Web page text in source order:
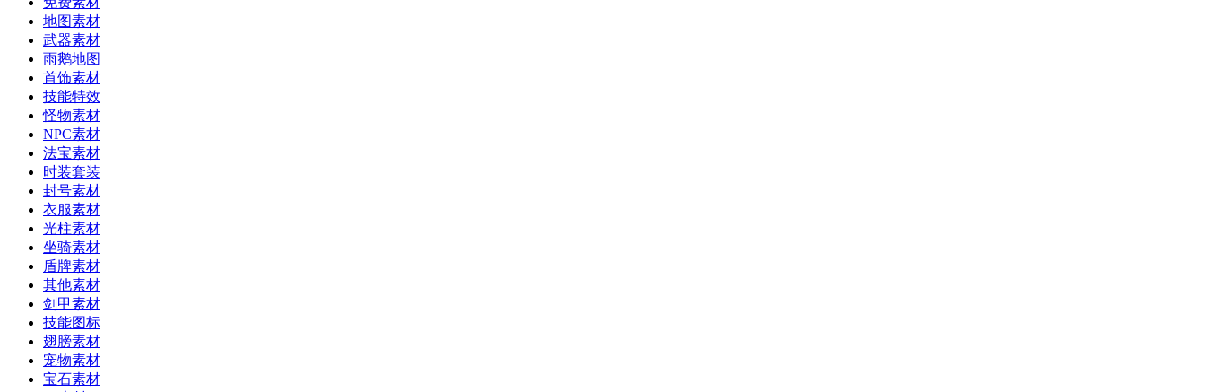
地图素材
武器素材
雨鹅地图
首饰素材
技能特效
怪物素材
NPC素材
法宝素材
时装套装
封号素材
衣服素材
光柱素材
坐骑素材
盾牌素材
其他素材
剑甲素材
技能图标
翅膀素材
宠物素材
宝石素材